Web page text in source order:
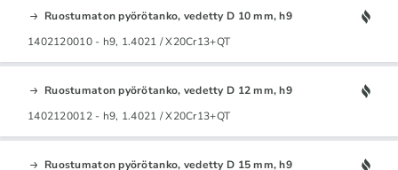
Ruostumaton pyörötanko, vedetty D 10 mm, h9
1402120010 - h9, 1.4021 / X20Cr13+QT
Ruostumaton pyörötanko, vedetty D 12 mm, h9
1402120012 - h9, 1.4021 / X20Cr13+QT
Ruostumaton pyörötanko, vedetty D 15 mm, h9